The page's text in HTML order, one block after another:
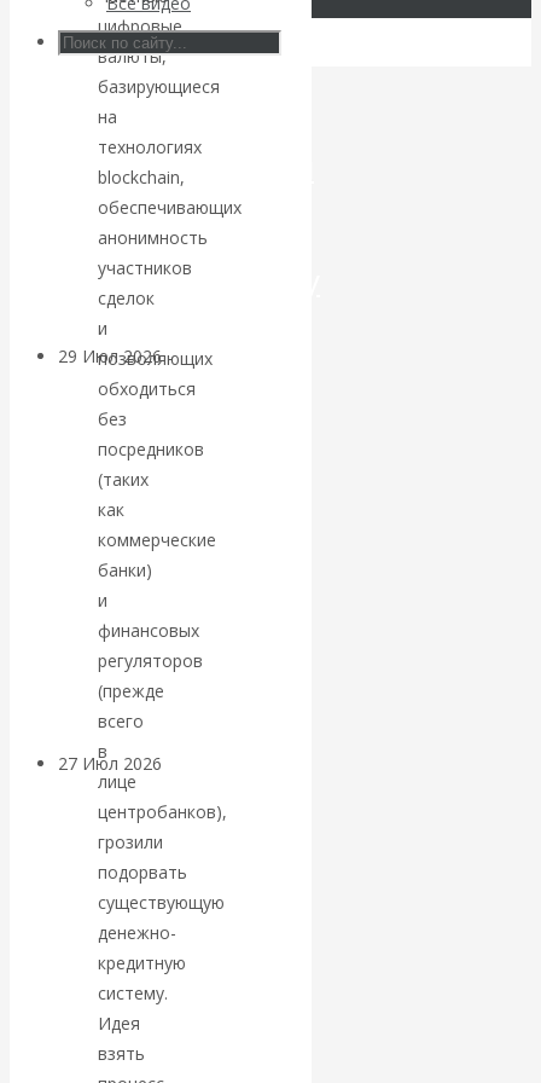
Искусственный
интеллект —
революционный
переход к
посткапитализму
29 Июл 2026Мировая
финансовая олигархия
Валентин
Катасонов.
«Мировые
ростовщики»:
вчера и сегодня
27 Июл 2026
валютная система
Валентин
КАтасонов.
«МЕТОД
ОТМЫВАНИЯ
цифровые
валюты,
базирующиеся
на
технологиях
blockchain,
обеспечивающих
анонимность
участников
сделок
и
позволяющих
обходиться
без
посредников
(таких
как
коммерческие
банки)
и
финансовых
регуляторов
(прежде
всего
в
лице
центробанков),
грозили
подорвать
существующую
денежно-
кредитную
систему.
Идея
взять